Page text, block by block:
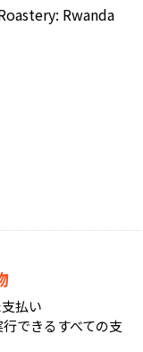
Rwanda
払い
できるすべての支